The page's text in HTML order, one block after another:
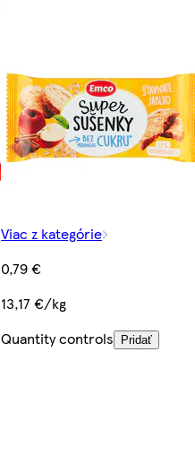
Viac z kategórie
0,79 €
13,17 €/kg
Quantity controls
Pridať